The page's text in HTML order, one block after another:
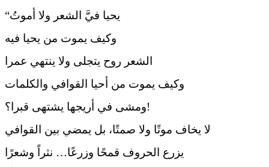
“يحيا فيَّ الشعر ولا أموتُ
وكيف يموت من يحيا فيه
وكيف يموت من أحيا القوافي والكلمات
ومشى في أريجها يشتهى قبرا؟!
لا يخاف موتًا ولا صمتًا، بل يمضي بين القوافي